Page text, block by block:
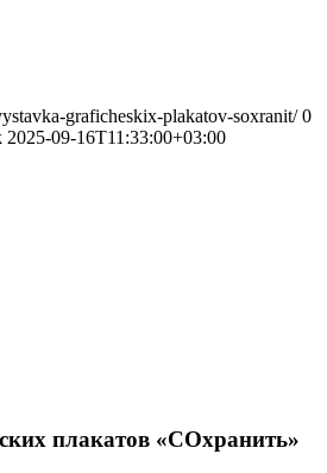
graficheskix-plakatov-soxranit/ 0
2025-09-16T11:33:00+03:00
плакатов «СОхранить»